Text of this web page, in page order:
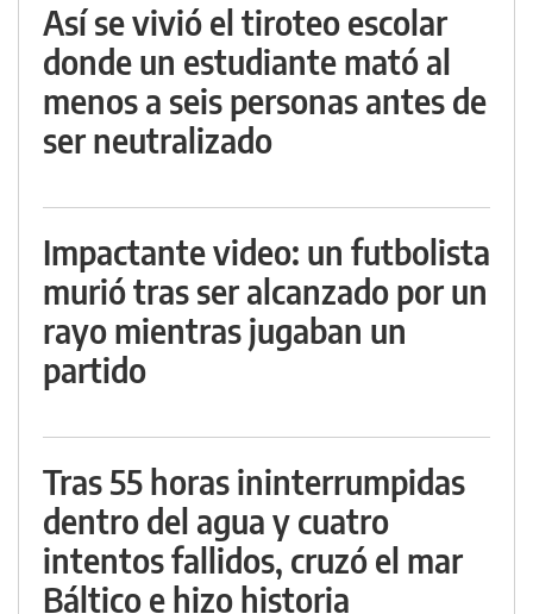
Así se vivió el tiroteo escolar
donde un estudiante mató al
menos a seis personas antes de
ser neutralizado
Impactante video: un futbolista
murió tras ser alcanzado por un
rayo mientras jugaban un
partido
Tras 55 horas ininterrumpidas
dentro del agua y cuatro
intentos fallidos, cruzó el mar
Báltico e hizo historia